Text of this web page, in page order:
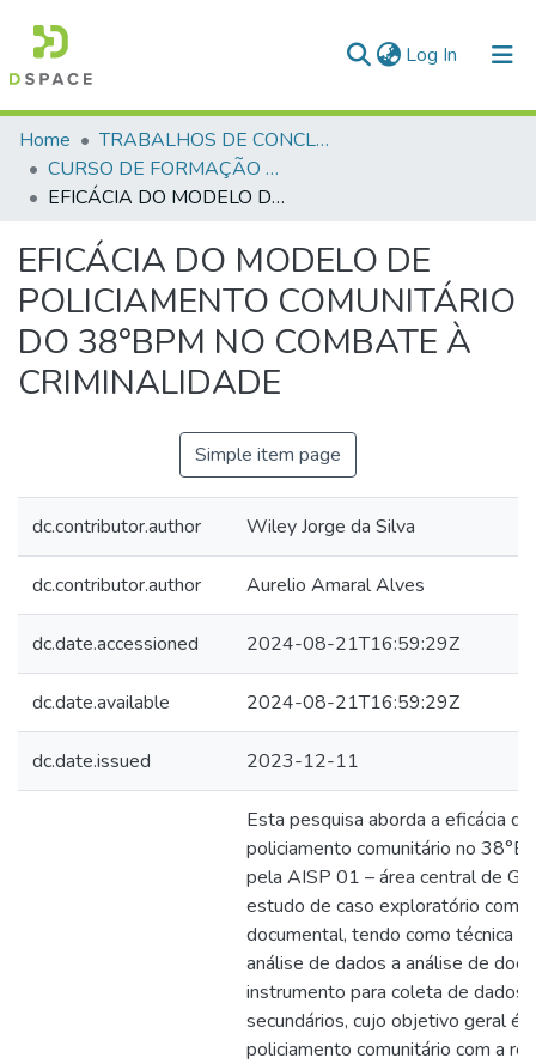
Log In (current)
Communities & Collections
All of DSpace
Home
TRABALHOS DE CONCLUSÃO DE CURSO - CFP (CURSO DE FORMAÇÃO DE PRAÇAS)
CURSO DE FORMAÇÃO DE PRAÇAS - CFP - 2023
EFICÁCIA DO MODELO DE POLICIAMENTO COMUNITÁRIO DO 38°BPM NO COMBATE À CRIMINALIDADE
EFICÁCIA DO MODELO DE
POLICIAMENTO COMUNITÁRIO
DO 38°BPM NO COMBATE À
CRIMINALIDADE
Simple item page
dc.contributor.author Wiley Jorge da Silva
dc.contributor.author Aurelio Amaral Alves
dc.date.accessioned 2024-08-21T16:59:29Z
dc.date.available 2024-08-21T16:59:29Z
dc.date.issued 2023-12-11
Esta pesquisa aborda a eficácia
policiamento comunitário no
pela AISP 01 – área central de
estudo de caso exploratório com
documental, tendo como técnica
análise de dados a análise de
instrumento para coleta de dados
secundários, cujo objetivo geral é
policiamento comunitário com a